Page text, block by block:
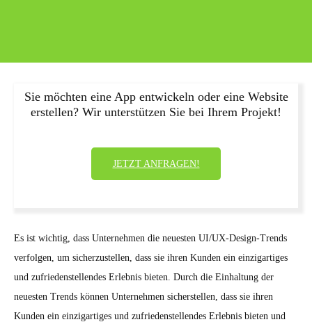
Sie möchten eine App entwickeln oder eine Website
erstellen? Wir unterstützen Sie bei Ihrem Projekt!
JETZT ANFRAGEN!
Es ist wichtig, dass Unternehmen die neuesten UI/UX-Design-Trends
verfolgen, um sicherzustellen, dass sie ihren Kunden ein einzigartiges
und zufriedenstellendes Erlebnis bieten. Durch die Einhaltung der
neuesten Trends können Unternehmen sicherstellen, dass sie ihren
Kunden ein einzigartiges und zufriedenstellendes Erlebnis bieten und